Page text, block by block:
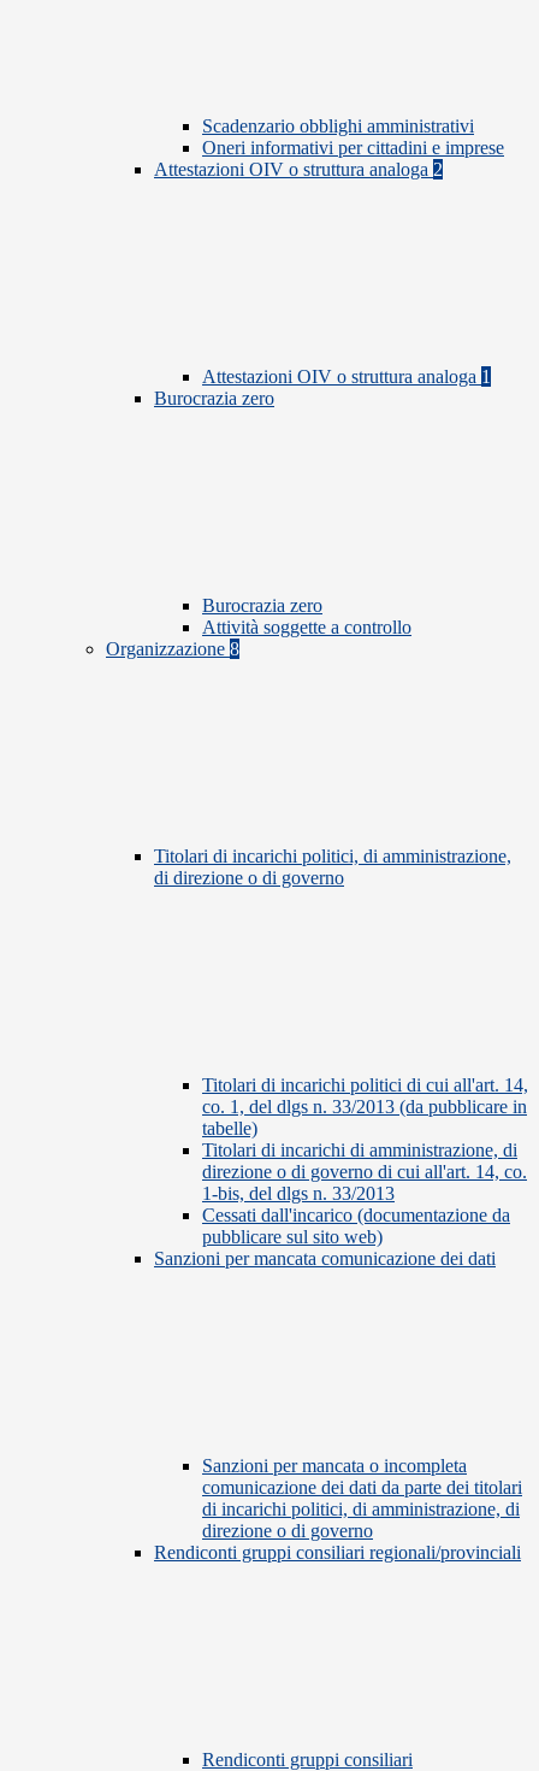
Scadenzario obblighi amministrativi
Oneri informativi per cittadini e imprese
Attestazioni OIV o struttura analoga 2
Attestazioni OIV o struttura analoga 1
Burocrazia zero
Burocrazia zero
Attività soggette a controllo
Organizzazione 8
Titolari di incarichi politici, di amministrazione,
di direzione o di governo
Titolari di incarichi politici di cui all'art. 14,
co. 1, del dlgs n. 33/2013 (da pubblicare in
tabelle)
Titolari di incarichi di amministrazione, di
direzione o di governo di cui all'art. 14, co.
1-bis, del dlgs n. 33/2013
Cessati dall'incarico (documentazione da
pubblicare sul sito web)
Sanzioni per mancata comunicazione dei dati
Sanzioni per mancata o incompleta
comunicazione dei dati da parte dei titolari
di incarichi politici, di amministrazione, di
direzione o di governo
Rendiconti gruppi consiliari regionali/provinciali
Rendiconti gruppi consiliari